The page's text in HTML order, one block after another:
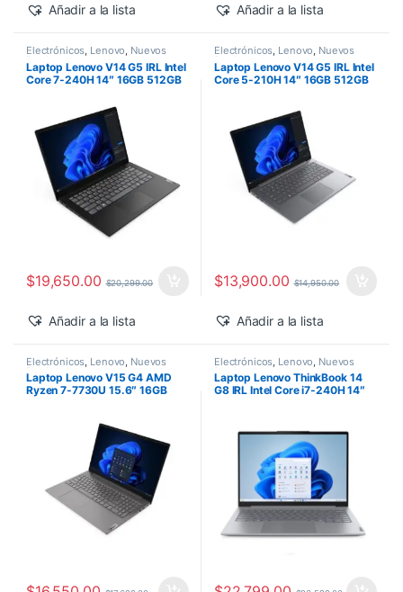
Añadir a la lista Añadir a la lista
Electrónicos Lenovo Nuevos
Laptop Lenovo V14 G5 IRL Intel
Core 7-240H 14″ 16GB 512GB
$19,650.00 $20,299.00
Añadir a la lista
Electrónicos Lenovo Nuevos
Laptop Lenovo V14 G5 IRL Intel
Core 5-210H 14″ 16GB 512GB
$13,900.00 $14,950.00
Añadir a la lista
Electrónicos Lenovo Nuevos
Productos
Laptop Lenovo V15 G4 AMD
Ryzen 7-7730U 15.6″ 16GB
Electrónicos Lenovo Nuevos
Productos
Laptop Lenovo ThinkBook 14
G8 IRL Intel Core i7-240H 14″